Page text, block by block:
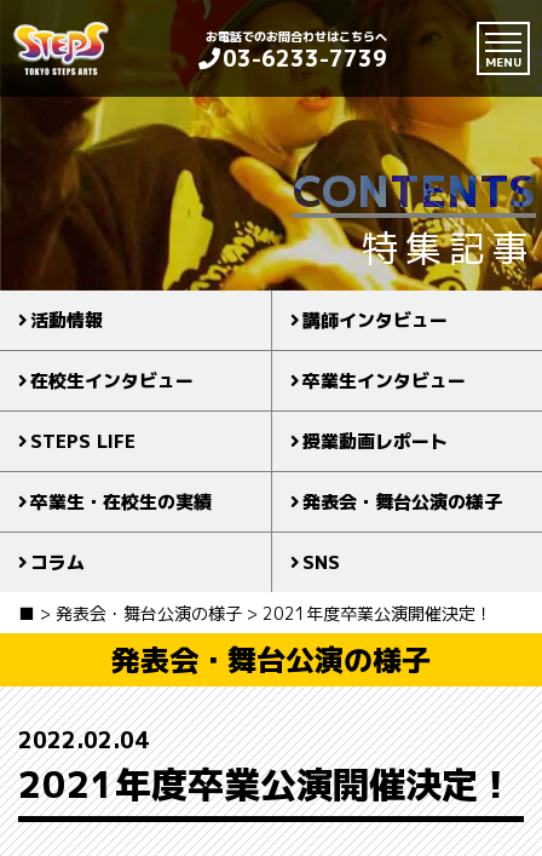
お電話でのお問合わせはこちらへ
03-6233-7739 MENU
CONTENTS
特集記事
活動情報 講師インタビュー
在校生インタビュー 卒業生インタビュー
STEPS LIFE 授業動画レポート
卒業生・在校生の実績 発表会・舞台公演の様子
コラム SNS
■ > 発表会・舞台公演の様子 > 2021年度卒業公演開催決定！
発表会・舞台公演の様子
2022.02.04
2021年度卒業公演開催決定！